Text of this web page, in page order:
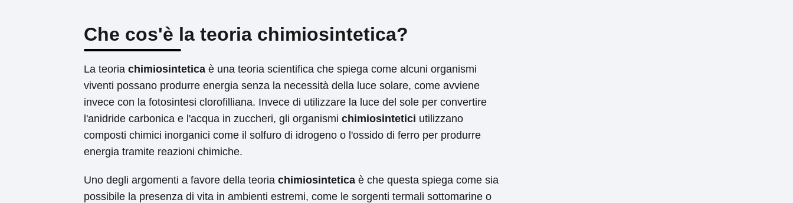
Che cos'è la teoria chimiosintetica?
La teoria chimiosintetica è una teoria scientifica che spiega come alcuni organismi
viventi possano produrre energia senza la necessità della luce solare, come avviene
invece con la fotosintesi clorofilliana. Invece di utilizzare la luce del sole per convertire
l'anidride carbonica e l'acqua in zuccheri, gli organismi chimiosintetici utilizzano
composti chimici inorganici come il solfuro di idrogeno o l'ossido di ferro per produrre
energia tramite reazioni chimiche.
Uno degli argomenti a favore della teoria chimiosintetica è che questa spiega come sia
possibile la presenza di vita in ambienti estremi, come le sorgenti termali sottomarine o